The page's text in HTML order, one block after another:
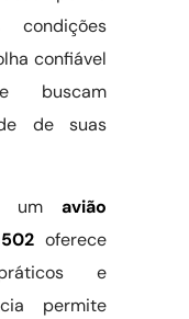
condições
confiável
buscam
de suas
umavião
oferece
e
permite